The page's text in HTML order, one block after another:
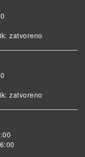
zatvoreno
zatvoreno